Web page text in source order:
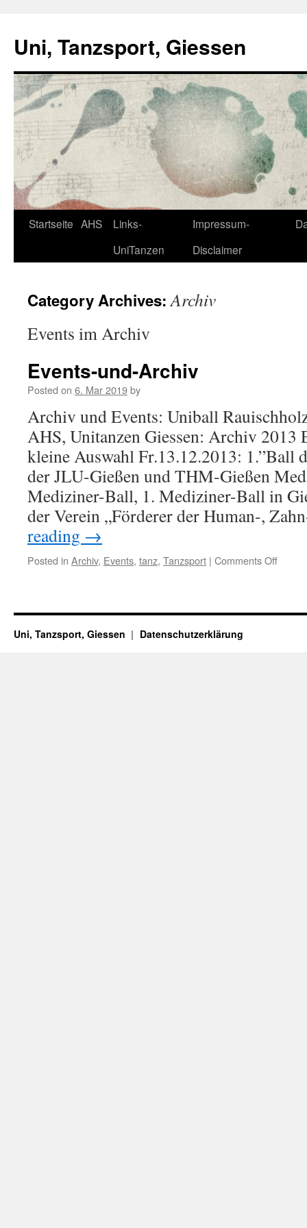
content
Uni, Tanzsport, Giessen
Startseite AHS
Links-
UniTanzen
Impressum-
Disclaimer
Category Archives:Archiv
Events im Archiv
Events-und-Archiv
Posted on 6. Mar 2019by
Archiv und Events: Uniball
AHS, Unitanzen Giessen: Archiv 2013
kleine Auswahl Fr.13.12.2013: 1.”Ball
der JLU-Gießen und THM-Gießen
Mediziner-Ball, 1. Mediziner-Ball in
der Verein „Förderer der Human-,
reading →
Posted in Archiv, Events, tanz, Tanzsport | Comments Off
Uni, Tanzsport, Giessen Datenschutzerklärung